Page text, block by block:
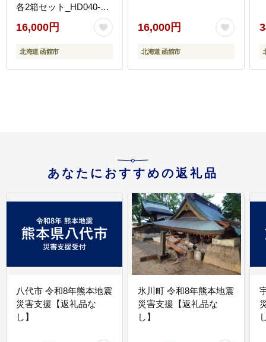
各2箱セット_HD040-
16,000円
北海道 函館市
16,000円
北海道 函館市
あなたにおすすめの返礼品
八代市 令和8年熊本地震
災害支援【返礼品な
し】
氷川町 令和8年熊本地震
災害支援【返礼品な
し】